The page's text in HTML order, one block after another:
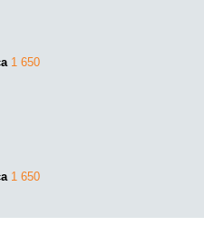
1 650
1 650